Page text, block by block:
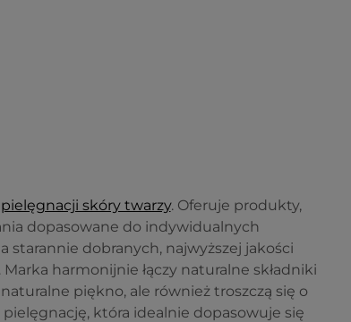
pielęgnacji skóry twarzy. Oferuje produkty,
dopasowane do indywidualnych
starannie dobranych, najwyższej jakości
harmonijnie łączy naturalne składniki
piękno, ale również troszczą się o
która idealnie dopasowuje się